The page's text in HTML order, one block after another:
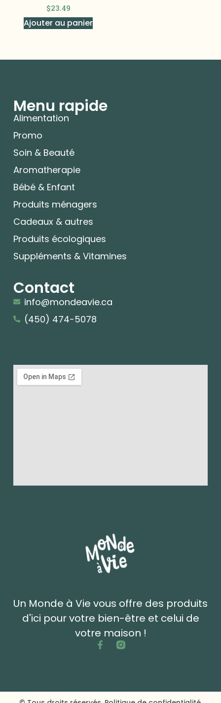
$23.49
Ajouter au panier
Un Monde à Vie vous offre des produits
d'ici pour votre bien-être et celui de
votre maison !
Menu rapide
Alimentation
Promo
Soin & Beauté
Aromatherapie
Bébé & Enfant
Produits ménagers
Cadeaux & autres
Produits écologiques
Suppléments & Vitamines
Contact
info@mondeavie.ca
(450) 474-5078